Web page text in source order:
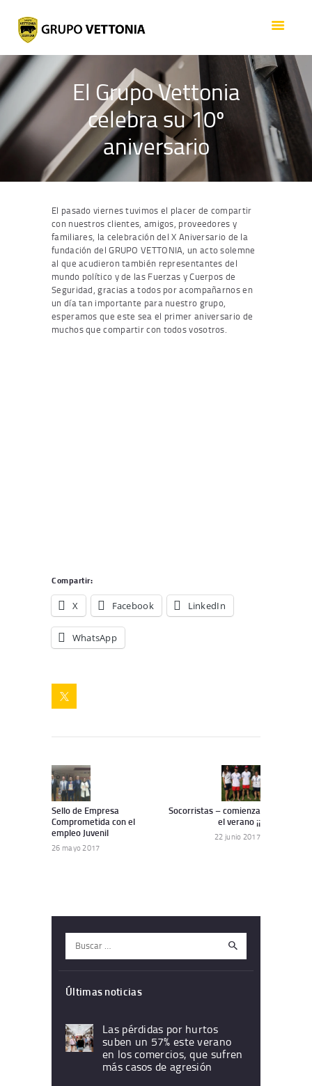
El Grupo Vettonia
celebra su 10º
aniversario
SEGURIDAD
SERVICIOS
EMPLEO
GRUPO
CONTACTO
El pasado viernes tuvimos el placer de compartir
con nuestros clientes, amigos, proveedores y
familiares, la celebración del X Aniversario de la
fundación del GRUPO VETTONIA, un acto solemne
al que acudieron también representantes del
mundo político y de las Fuerzas y Cuerpos de
Seguridad, gracias a todos por acompañarnos en
un día tan importante para nuestro grupo,
esperamos que este sea el primer aniversario de
muchos que compartir con todos vosotros.
Compartir:
X Facebook LinkedIn
WhatsApp
de
entradas
Sello de Empresa
Comprometida con el
empleo Juvenil
26 mayo 2017
Socorristas – comienza
el verano ¡¡
22 junio 2017
Últimas noticias
Las pérdidas por hurtos
suben un 57% este verano
en los comercios, que sufren
más casos de agresión